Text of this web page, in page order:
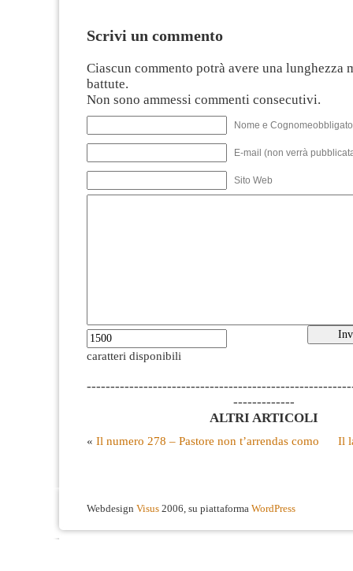
Scrivi un commento
Ciascun commento potrà avere una lunghezza
battute.
Non sono ammessi commenti consecutivi.
Nome e
E-mail (non verrà
Sito Web
caratteri disponibili
-------------
ALTRI ARTICOLI
« Il numero 278 – Pastore non t’arrendas como Il
Webdesign Visus 2006, su piattaforma WordPress